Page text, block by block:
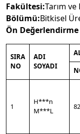
Fakültesi:Tarım
Bölümü:Bitkisel
Ön
SIRA
NO
ADI
SOYADI
1
H***n
M***L